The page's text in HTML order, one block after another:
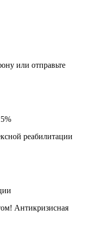
или отправьте
реабилитации
Антикризисная